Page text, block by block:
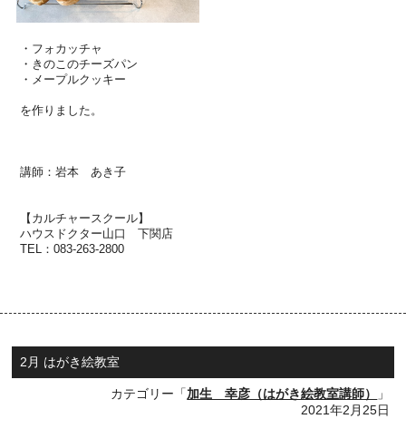
・フォカッチャ
・ きのこのチーズパン
・メープルクッキー
を作りました。
講師：岩本 あき子
【カルチャースクール】
ハウスドクター山口 下関店
TEL ： 083-263-2800
2月 はがき絵教室
カテゴリー「加生 幸彦（はがき絵教室講師）
」
2021年2月25日